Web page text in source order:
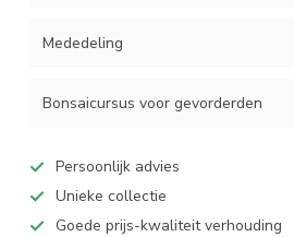
Mededeling
Bonsaicursus voor gevorderden
Persoonlijk advies
Unieke collectie
Goede prijs-kwaliteit verhouding